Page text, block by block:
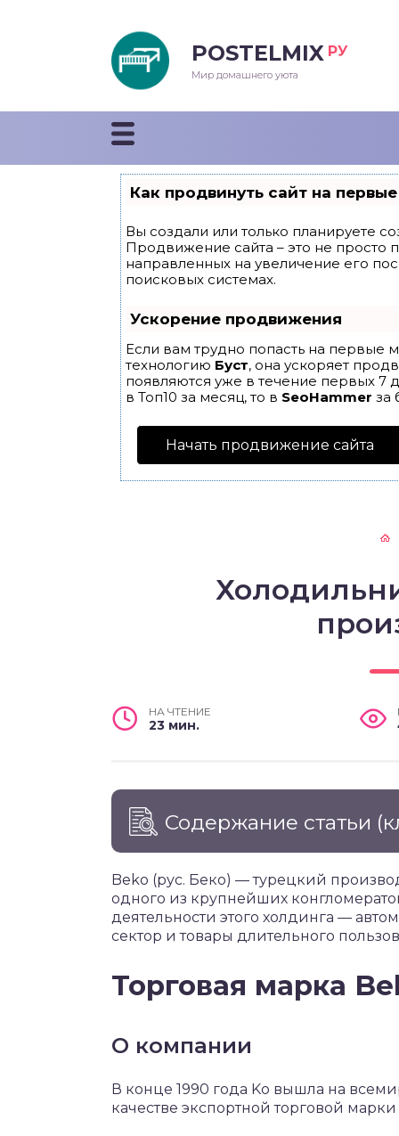
POSTELMIX РУ
Мир домашнего уюта
Как продвинуть сайт на
Вы создали или только планируете
Продвижение сайта – это не просто
направленных на увеличение его
поисковых системах.
Ускорение продвижения
Если вам трудно попасть на первые
технологию Буст, она ускоряет
появляются уже в течение первых 7
в Топ10 за месяц, то в SeoHammer за
Начать продвижение сайта
НА ЧТЕНИЕ
23 мин.
Содержание статьи
Beko (рус. Беко) — турецкий
одного из крупнейших
деятельности этого холдинга —
сектор и товары длительного
Торговая марка
О компании
В конце 1990 года Ko вышла на
качестве экспортной торговой